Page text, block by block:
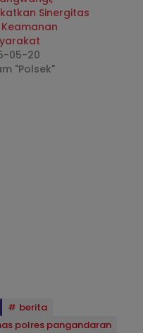
Sinergitas
05-20
"Polsek"
berita
polres pangandaran